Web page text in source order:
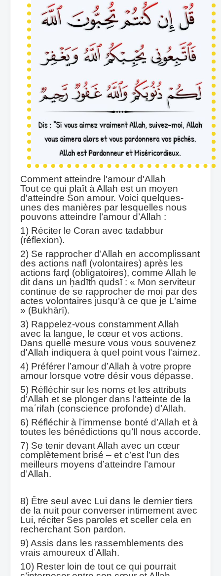
Comment atteindre l'amour d'Allah
Tout ce qui plaît à Allah est un moyen
d'atteindre Son amour. Voici quelques-
unes des manières par lesquelles nous
pouvons atteindre l’amour d’Allah :
1) Réciter le Coran avec tadabbur
(réflexion).
2) Se rapprocher d’Allah en accomplissant
des actions nafl (volontaires) après les
actions farḍ (obligatoires), comme Allah le
dit dans un ḥadīth qudsī : « Mon serviteur
continue de se rapprocher de moi par des
actes volontaires jusqu’à ce que je L’aime
» (Bukhārī).
3) Rappelez-vous constamment Allah
avec la langue, le cœur et vos actions.
Dans quelle mesure vous vous souvenez
d'Allah indiquera à quel point vous l'aimez.
4) Préférer l’amour d’Allah à votre propre
amour lorsque votre désir vous dépasse.
5) Réfléchir sur les noms et les attributs
d’Allah et se plonger dans l’atteinte de la
maʿrifah (conscience profonde) d’Allah.
6) Réfléchir à l’immense bonté d’Allah et à
toutes les bénédictions qu’Il nous accorde.
7) Se tenir devant Allah avec un cœur
complètement brisé – et c’est l’un des
meilleurs moyens d’atteindre l’amour
d’Allah.
8) Être seul avec Lui dans le dernier tiers
de la nuit pour converser intimement avec
Lui, réciter Ses paroles et sceller cela en
recherchant Son pardon.
9) Assis dans les rassemblements des
vrais amoureux d’Allah.
10) Rester loin de tout ce qui pourrait